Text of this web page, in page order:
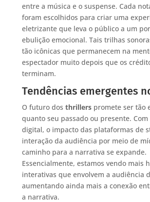
entre a música e o suspense. Cada
foram escolhidos para criar uma
eletrizante que leva o público a um
ebulição emocional. Tais trilhas
tão icônicas que permanecem na
espectador muito depois que os
terminam.
Tendências emergentes
O futuro dos thrillerspromete ser tão
quanto seu passado ou presente. Com
digital, o impacto das plataformas de
interação da audiência por meio de
caminho para a narrativa se expande.
Essencialmente, estamos vendo mais
interativas que envolvem a audiência
aumentando ainda mais a conexão
a narrativa.